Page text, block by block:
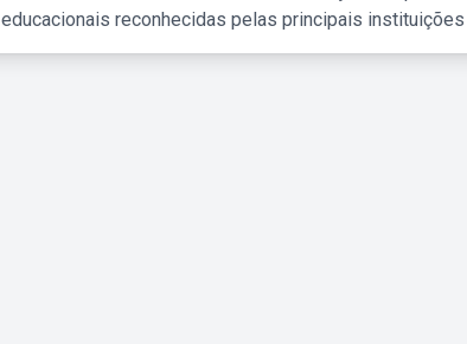
educacionais reconhecidas pelas principais